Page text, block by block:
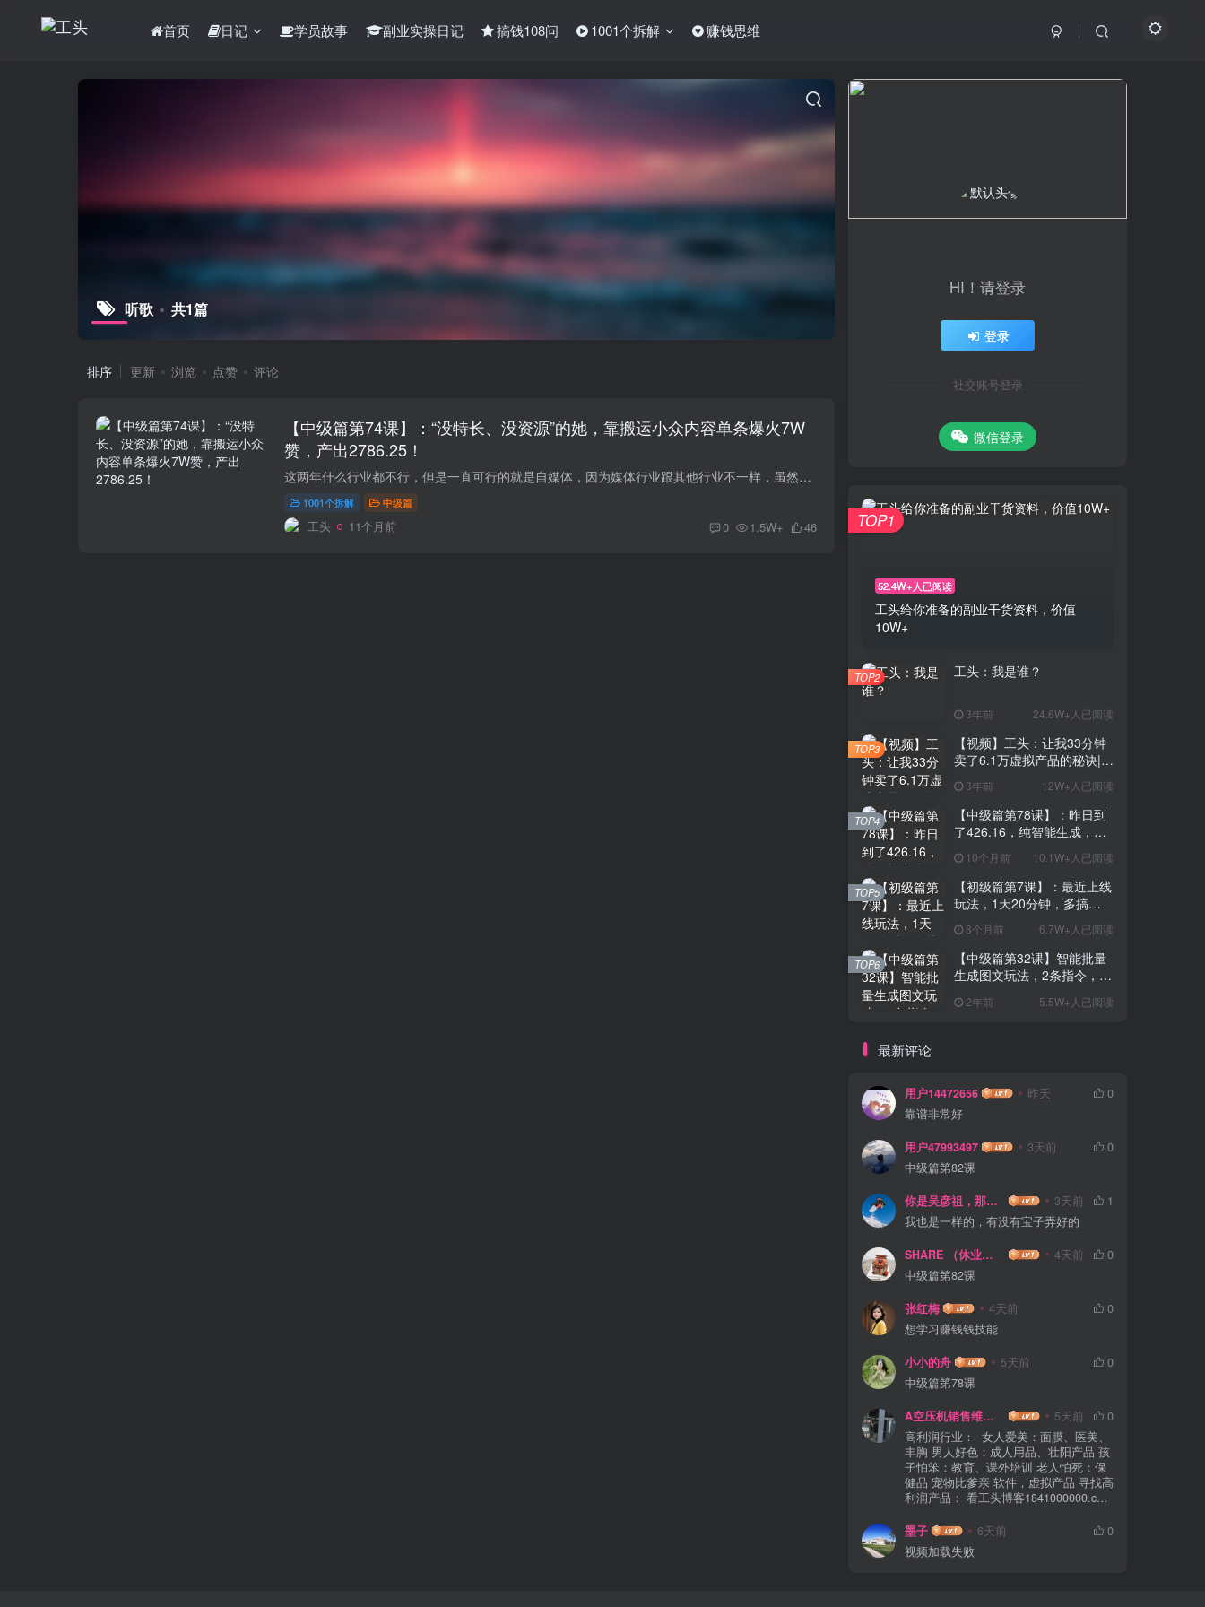
首页 日记 学员故事 副业实操日记 搞钱108问 1001个拆解 赚钱思维
听歌 共1篇
排序 更新 浏览 点赞 评论
【中级篇第74课】：“没特长、没资源”的她，靠搬运小众内容单条爆火7W
赞，产出2786.25！
这两年什么行业都不行，但是一直可行的就是自媒体，因为媒体行业跟其他行业不一样，虽然说实体经济不好，但是虚拟经济一直都不差。 比如说，腾讯，游戏行业如日中天，之前工头本来就想给大家拆...
1001个拆解 中级篇
工头 11个月前 0 1.5W+ 46
HI！请登录
登录
社交账号登录
微信登录
52.4W+人已阅读
工头给你准备的副业干货资料，价值
10W+
TOP1
工头：我是谁？
3年前 24.6W+人已阅读
TOP2
【视频】工头：让我33分钟
卖了6.1万虚拟产品的秘诀|0
基础7天玩赚网络副业
3年前 12W+人已阅读
TOP3
【中级篇第78课】：昨日到
了426.16，纯智能生成，去
除痕迹！1天20分钟，1个月
多产8000+？
10个月前 10.1W+人已阅读
TOP4
【初级篇第7课】：最近上线
玩法，1天20分钟，多搞
100+，有人1天8000+？【亲
测有效】
8个月前 6.7W+人已阅读
TOP5
【中级篇第32课】智能批量
生成图文玩法，2条指令，每
950.04?？
2年前 5.5W+人已阅读
TOP6
最新评论
用户14472656 昨天
0
靠谱非常好
用户47993497 3天前
0
中级篇第82课
你是吴彦祖，那我是谁 3天前
1
我也是一样的，有没有宝子弄好的
SHARE （休业中） 4天前
0
中级篇第82课
张红梅 4天前
0
想学习赚钱钱技能
小小的舟 5天前
0
中级篇第78课
A空压机销售维修保养 5天前
0
高利润行业： 女人爱美：面膜、医美、
丰胸 男人好色：成人用品、壮阳产品 孩
子怕笨：教育、课外培训 老人怕死：保
健品 宠物比爹亲 软件，虚拟产品 寻找高
利润产品： 看工头博客1841000000.com
服务系统 流量系统 营销系统
墨子 6天前
0
视频加载失败